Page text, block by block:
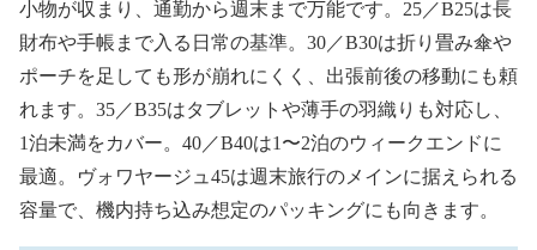
小物が収まり、通勤から週末まで万能です。 25 ／B25は長
財布や手帳まで入る日常の基準。 30 ／B30は折り畳み傘や
ポーチを足しても形が崩れにくく、出張前後の移動にも頼
れます。 35 ／B35はタブレットや薄手の羽織りも対応し、
1泊未満をカバー。 40 ／B40は1 〜2泊のウィークエンドに
最適。ヴォワヤージュ 45は週末旅行のメインに据えられる
容量で、機内持ち込み想定のパッキングにも向きます。